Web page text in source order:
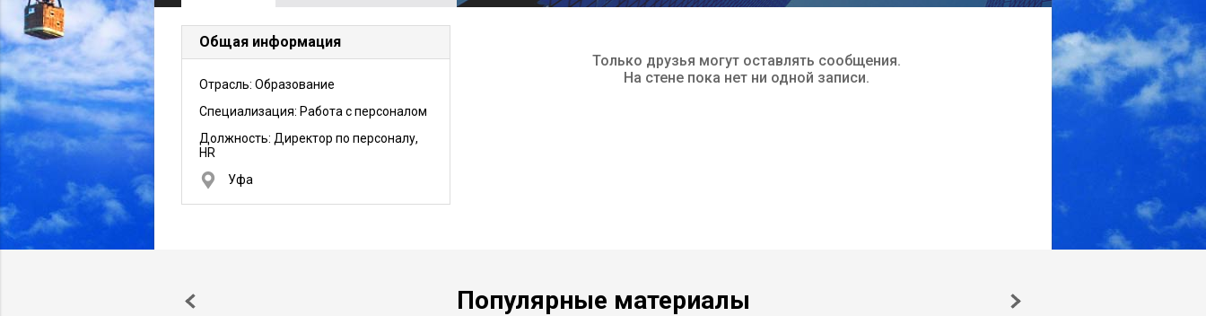
Общая информация
Отрасль: Образование
Специализация: Работа с персоналом
Должность: Директор по персоналу,
HR
Уфа
Только друзья могут оставлять сообщения.
На стене пока нет ни одной записи.
Популярные материалы